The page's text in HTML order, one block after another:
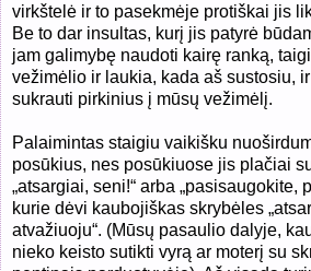
virkštelė ir to pasekmėje protiškai jis
Be to dar insultas, kurį jis patyrė
jam galimybę naudoti kairę ranką,
vežimėlio ir laukia, kada aš sustosiu,
sukrauti pirkinius į mūsų vežimėlį.
Palaimintas staigiu vaikišku
posūkius, nes posūkiuose jis plačiai
„atsargiai, seni!“ arba „pasisaugokite,
kurie dėvi kaubojiškas skrybėles
atvažiuoju“. (Mūsų pasaulio dalyje,
nieko keisto sutikti vyrą ar moterį su